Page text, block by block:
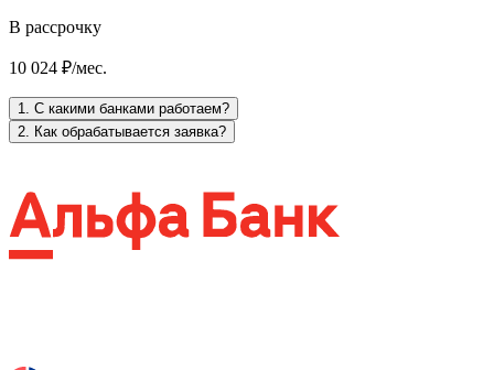
В рассрочку
10 024 ₽/мес.
1. С какими банками работаем?
2. Как обрабатывается заявка?